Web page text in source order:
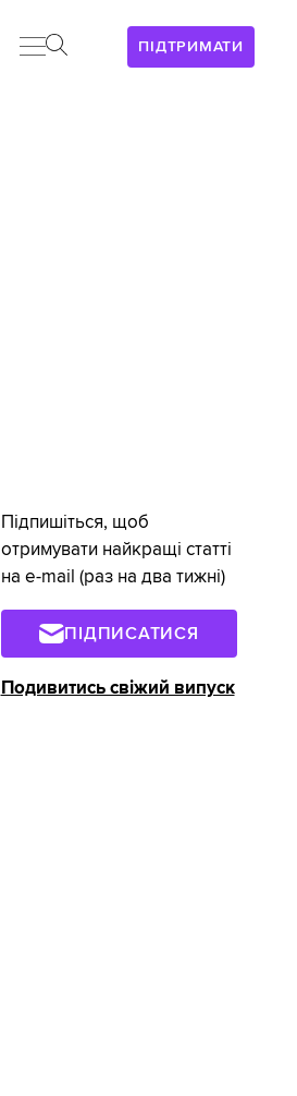
ПІДТРИМАТИ
Підпишіться, щоб
отримувати найкращі статті
на e-mail (раз на два тижні)
ПІДПИСАТИСЯ
Подивитись свіжий випуск